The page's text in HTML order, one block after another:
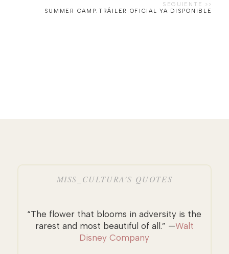
SUMMER CAMP:TRÁILER OFICIAL YA DISPONIBLE
MISS_CULTURA’S QUOTES
“The flower that blooms in adversity is the
rarest and most beautiful of all.” —Walt
Disney Company